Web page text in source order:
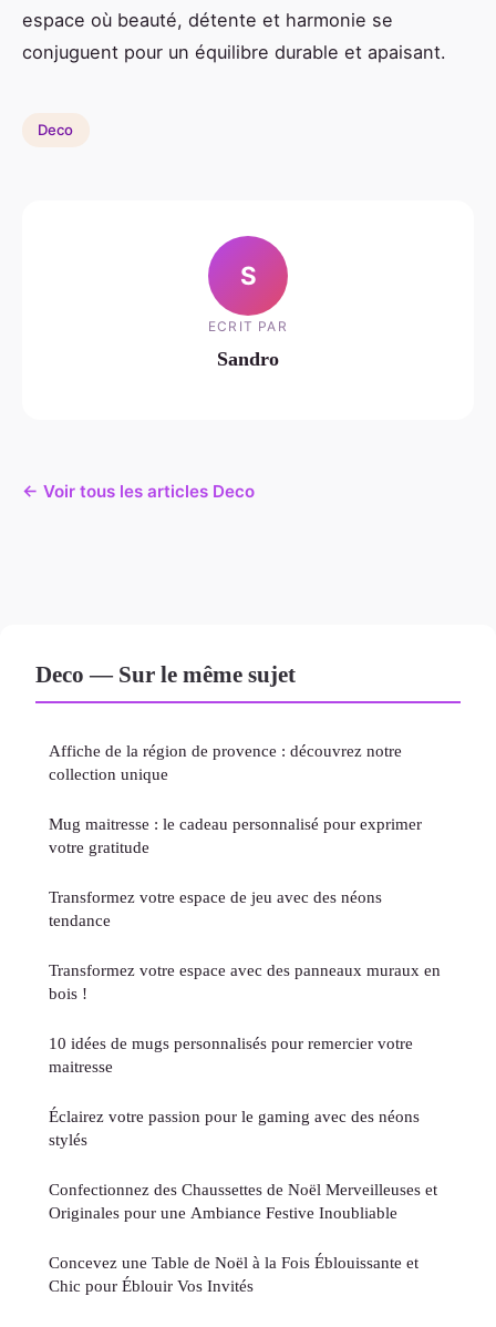
espace où beauté, détente et harmonie se
conjuguent pour un équilibre durable et apaisant.
Deco
S
ECRIT PAR
Sandro
← Voir tous les articles Deco
Deco — Sur le même sujet
Affiche de la région de provence : découvrez notre
collection unique
Mug maitresse : le cadeau personnalisé pour exprimer
votre gratitude
Transformez votre espace de jeu avec des néons
tendance
Transformez votre espace avec des panneaux muraux en
bois !
10 idées de mugs personnalisés pour remercier votre
maitresse
Éclairez votre passion pour le gaming avec des néons
stylés
Confectionnez des Chaussettes de Noël Merveilleuses et
Originales pour une Ambiance Festive Inoubliable
Concevez une Table de Noël à la Fois Éblouissante et
Chic pour Éblouir Vos Invités